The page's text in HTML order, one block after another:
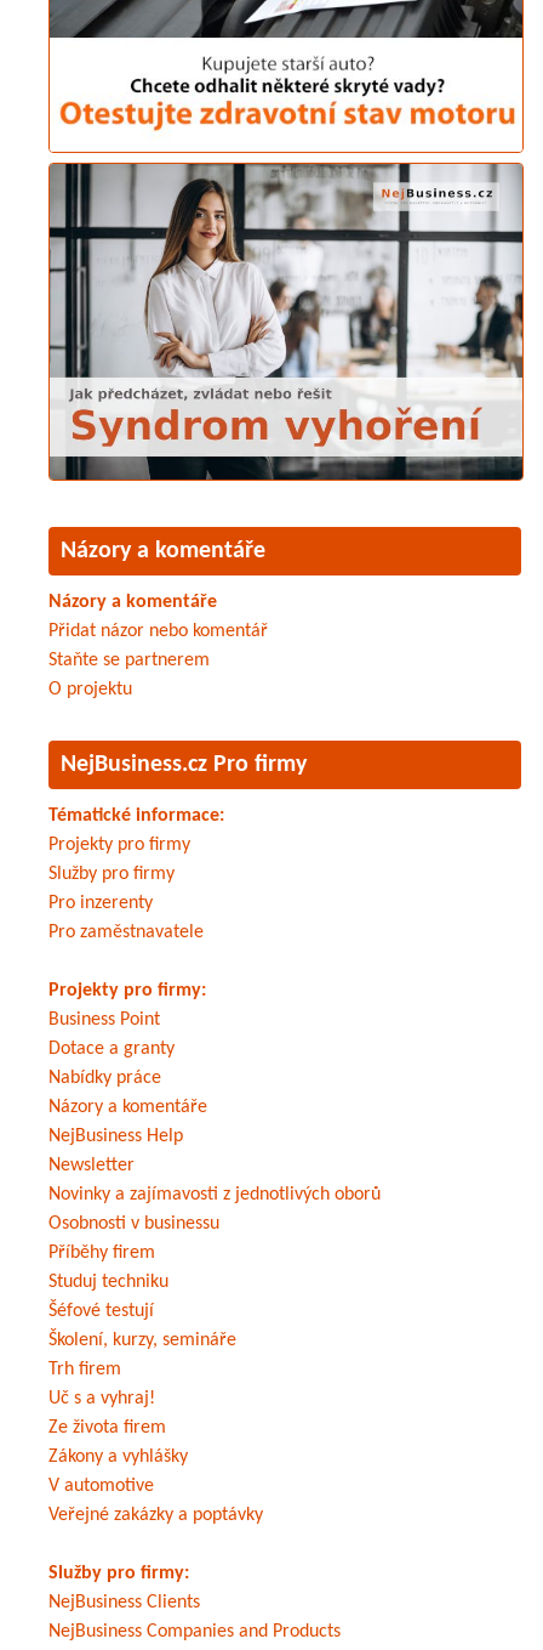
Názory a komentáře
Názory a komentáře
Přidat názor nebo komentář
Staňte se partnerem
O projektu
NejBusiness.cz Pro firmy
Tématické informace:
Projekty pro firmy
Služby pro firmy
Pro inzerenty
Pro zaměstnavatele
Projekty pro firmy:
Business Point
Dotace a granty
Nabídky práce
Názory a komentáře
NejBusiness Help
Newsletter
Novinky a zajímavosti z jednotlivých oborů
Osobnosti v businessu
Příběhy firem
Studuj techniku
Šéfové testují
Školení, kurzy, semináře
Trh firem
Uč s a vyhraj!
Ze života firem
Zákony a vyhlášky
V automotive
Veřejné zakázky a poptávky
Služby pro firmy:
NejBusiness Clients
NejBusiness Companies and Products